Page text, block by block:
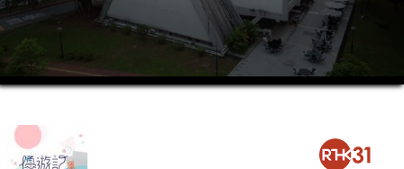
0
seconds
minutes,
seconds